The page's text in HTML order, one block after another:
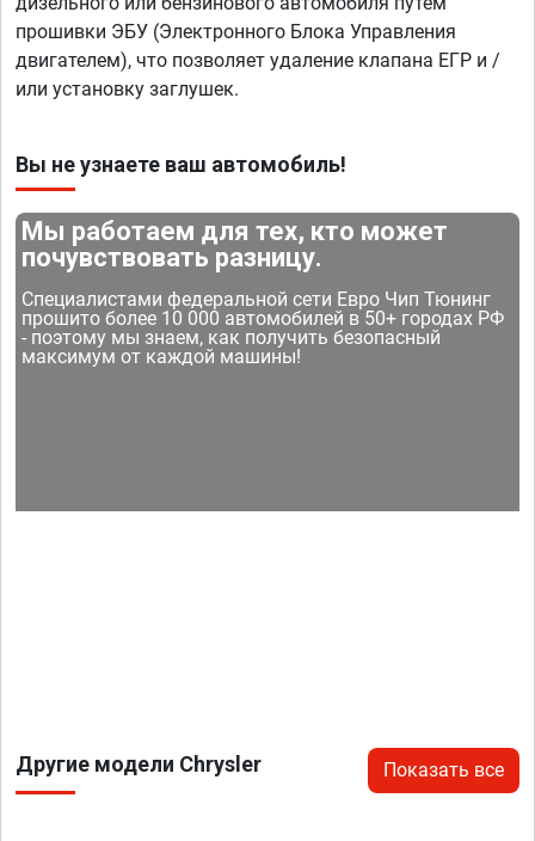
прошивки ЭБУ (Электронного Блока Управления
двигателем), что позволяет удаление клапана ЕГР и /
или установку заглушек.
Вы не узнаете ваш автомобиль!
Мы работаем для тех, кто может
почувствовать разницу.
Специалистами федеральной сети Евро Чип Тюнинг
прошито более 10 000 автомобилей в 50+ городах РФ
- поэтому мы знаем, как получить безопасный
максимум от каждой машины!
Другие модели Chrysler Показать все